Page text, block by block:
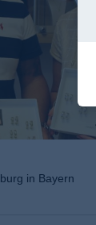
in Bayern